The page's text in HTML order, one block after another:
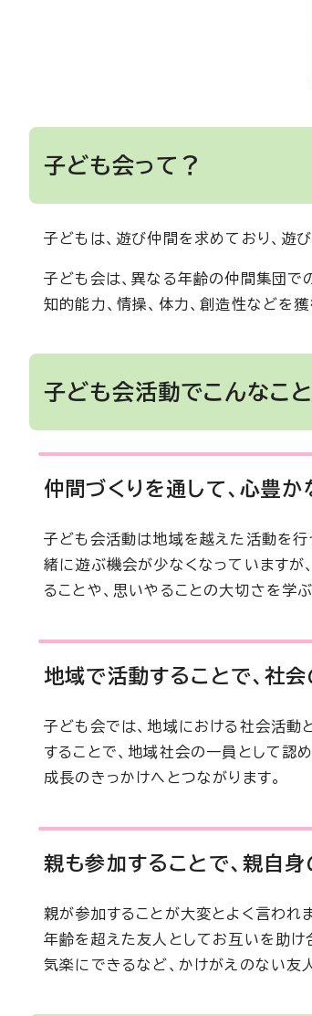
子ども会って？
子どもは、遊び仲間を求めており、遊
子ども会は、異なる年齢の仲間集団で
知的能力、情操、体力、創造性などを
子ども会活動でこんなこ
仲間づくりを通して、心豊
子ども会活動は地域を越えた活動を行
緒に遊ぶ機会が少なくなっていますが
ることや、思いやることの大切さを学
地域で活動することで、社
子ども会では、地域における社会活動と
することで、地域社会の一員として認
成長のきっかけへとつながります。
親も参加することで、親自
親が参加することが大変とよく言われ
年齢を超えた友人としてお互いを助け
気楽にできるなど、かけがえのない友